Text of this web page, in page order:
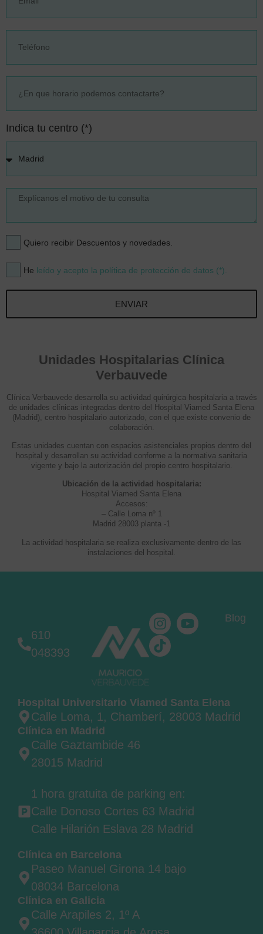
Indica tu centro (*)
Quiero recibir Descuentos y novedades.
He leído y acepto la política de protección de datos (*).
ENVIAR
Unidades Hospitalarias Clínica
Verbauvede
Clínica Verbauvede desarrolla su actividad quirúrgica hospitalaria a través
de unidades clínicas integradas dentro del Hospital Viamed Santa Elena
(Madrid), centro hospitalario autorizado, con el que existe convenio de
colaboración.
Estas unidades cuentan con espacios asistenciales propios dentro del
hospital y desarrollan su actividad conforme a la normativa sanitaria
vigente y bajo la autorización del propio centro hospitalario.
Ubicación de la actividad hospitalaria:
Hospital Viamed Santa Elena
Accesos:
– Calle Loma nº 1
Madrid 28003 planta -1
La actividad hospitalaria se realiza exclusivamente dentro de las
instalaciones del hospital.
610
048393
Blog
Hospital Universitario Viamed Santa Elena
Calle Loma, 1, Chamberí, 28003 Madrid
Clínica en Madrid
Calle Gaztambide 46
28015 Madrid
1 hora gratuita de parking en:
Calle Donoso Cortes 63 Madrid
Calle Hilarión Eslava 28 Madrid
Clínica en Barcelona
Paseo Manuel Girona 14 bajo
08034 Barcelona
Clínica en Galicia
Calle Arapiles 2, 1º A